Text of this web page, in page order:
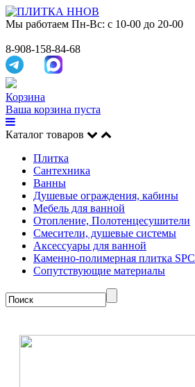
Мы работаем Пн-Вс: с 10-00 до 20-00
8-908-158-84-68
Корзина
Ваша корзина пуста
Каталог товаров
Плитка
Сантехника
Ванны
Душевые ограждения, кабины
Мебель для ванной
Отопление, Полотенцесушители
Смесители, душевые системы
Аксессуары для ванной
Каменно-полимерная плитка SPC
Сопутствующие материалы